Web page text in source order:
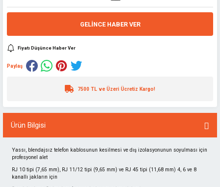
GELINCE HABER VER
Fiyatı Düşünce Haber Ver
Paylaş
7500 TL ve Üzeri Ücretiz Kargo!
Ürün Bilgisi
Yassı, blendajsız telefon kablosunun kesilmesi ve dış izolasyonunun soyulması için
profesyonel alet
RJ 10 tipi (7,65 mm), RJ 11/12 tipi (9,65 mm) ve RJ 45 tipi (11,68 mm) 4, 6 ve 8
kanallı jakların için